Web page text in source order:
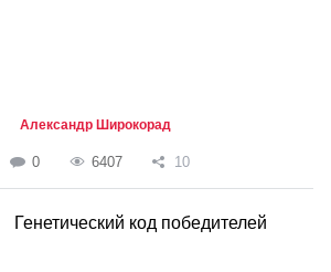
Александр Широкорад
0 6407 10
Генетический код победителей